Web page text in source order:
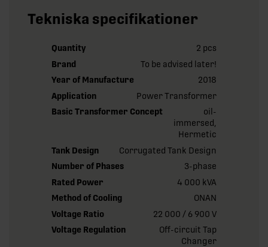
Tekniska specifikationer
Quantity
2 pcs
Brand
To be advised later!
Year of Manufacture
2018
Application
Power Transformer
Basic Transformer Concept
oil-
immersed,
Hermetic
Tank Design
Corrugated Tank Design
Number of Phases
3-phase
Rated Power
4 000 kVA
Method of Cooling
ONAN
Voltage Ratio
22 000 / 6 900 V
Voltage Regulation
Off-circuit Tap
Changer